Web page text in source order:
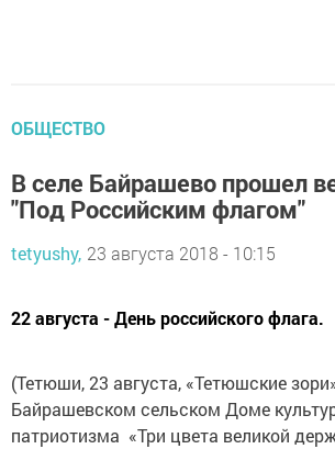
ОБЩЕСТВО
В селе Байрашево прошел
"Под Российским флагом"
tetyushy, 23 августа 2018 - 10:15
22 августа - День российского флага.
(Тетюши, 23 августа, «Тетюшские
Байрашевском сельском Доме
патриотизма «Три цвета великой